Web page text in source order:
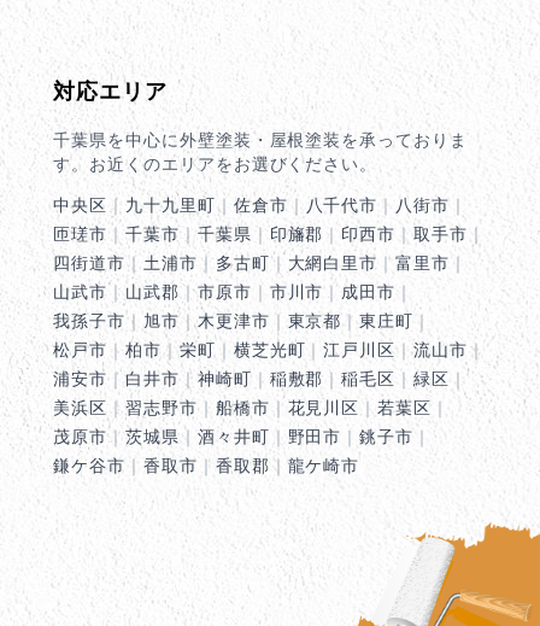
対応エリア
千葉県を中心に外壁塗装・屋根塗装を承っておりま
す。お近くのエリアをお選びください。
中央区 ｜ 九十九里町｜ 佐倉市 ｜ 八千代市 ｜ 八街市 ｜
匝瑳市 ｜ 千葉市｜ 千葉県 ｜ 印旛郡 ｜ 印西市 ｜取手市 ｜
四街道市｜ 土浦市 ｜多古町｜ 大網白里市 ｜富里市 ｜
山武市｜ 山武郡 ｜市原市 ｜ 市川市 ｜ 成田市 ｜
我孫子市｜ 旭市｜木更津市 ｜ 東京都 ｜東庄町 ｜
松戸市 ｜ 柏市｜ 栄町 ｜ 横芝光町 ｜江戸川区｜流山市 ｜
浦安市｜白井市 ｜ 神崎町 ｜ 稲敷郡 ｜稲毛区 ｜緑区 ｜
美浜区 ｜ 習志野市｜ 船橋市 ｜ 花見川区 ｜若葉区 ｜
茂原市｜ 茨城県 ｜ 酒々井町 ｜ 野田市 ｜銚子市 ｜
鎌ケ谷市 ｜ 香取市 ｜ 香取郡 ｜ 龍ケ崎市